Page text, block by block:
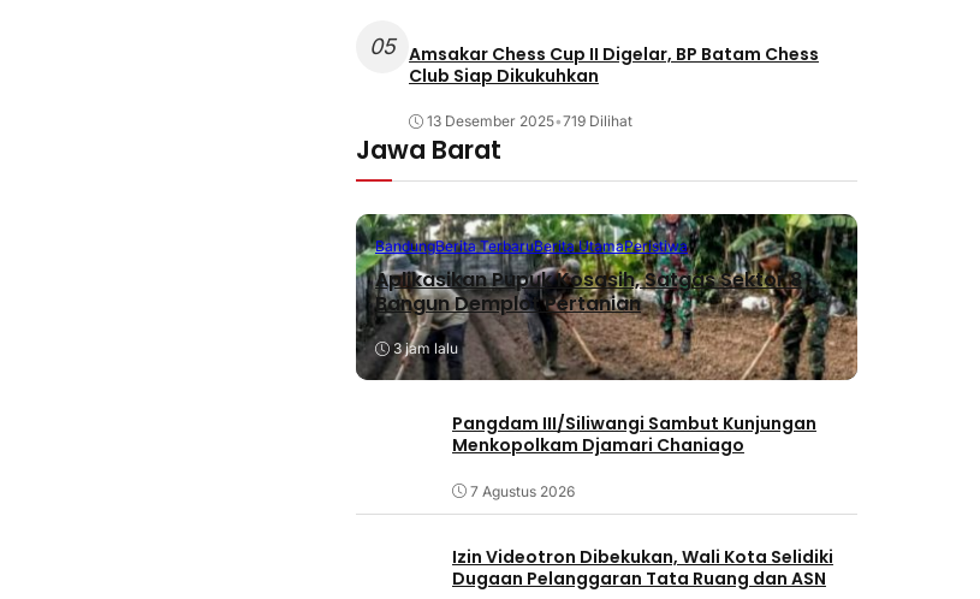
05 Amsakar Chess Cup II Digelar, BP Batam Chess
Club Siap Dikukuhkan
13 Desember 2025•719 Dilihat
Jawa Barat
BandungBerita TerbaruBerita UtamaPeristiwa
Aplikasikan Pupuk Kosasih, Satgas Sektor 8
Bangun Demplot Pertanian
3 jam lalu
Pangdam III/Siliwangi Sambut Kunjungan
Menkopolkam Djamari Chaniago
7 Agustus 2026
Izin Videotron Dibekukan, Wali Kota Selidiki
Dugaan Pelanggaran Tata Ruang dan ASN